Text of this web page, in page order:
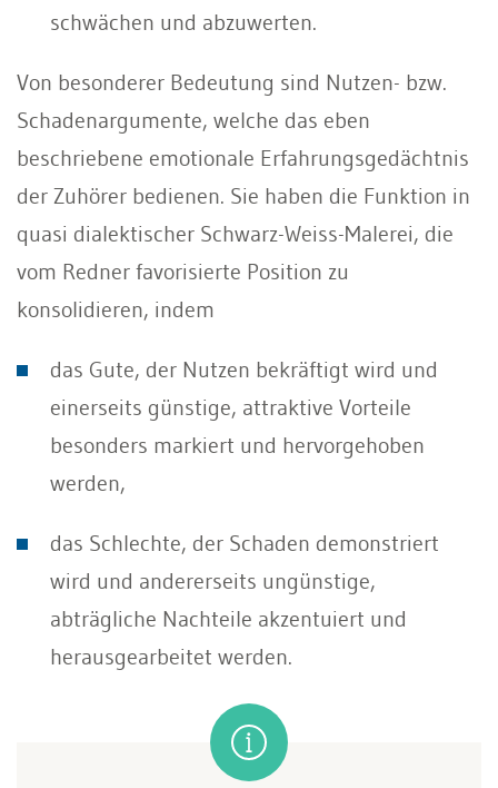
schwächen und abzuwerten.
Von besonderer Bedeutung sind Nutzen- bzw.
Schadenargumente, welche das eben
beschriebene emotionale Erfahrungsgedächtnis
der Zuhörer bedienen. Sie haben die Funktion in
quasi dialekti­scher Schwarz-Weiss-Malerei, die
vom Redner favorisierte Position zu
konsolidieren, indem
das Gute, der Nutzen bekräftigt wird und
einerseits günstige, attraktive Vorteile
besonders mar­kiert und hervorgehoben
werden,
das Schlechte, der Schaden demonstriert
wird und andererseits ungünstige,
abträgliche Nachteile akzentuiert und
herausgearbeitet werden.